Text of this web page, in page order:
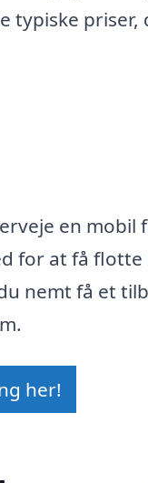
typiske
en
for at få
nemt få et
her!